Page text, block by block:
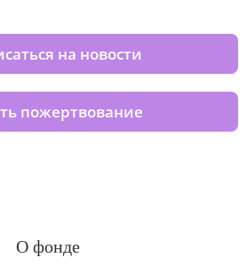
на новости
пожертвование
О фонде